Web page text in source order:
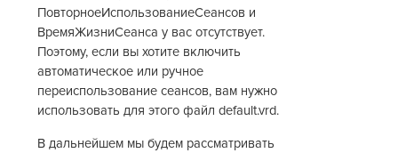
ПовторноеИспользованиеСеансов и
ВремяЖизниСеанса у вас отсутствует.
Поэтому, если вы хотите включить
автоматическое или ручное
переиспользование сеансов, вам нужно
использовать для этого файл default.vrd.
В дальнейшем мы будем рассматривать